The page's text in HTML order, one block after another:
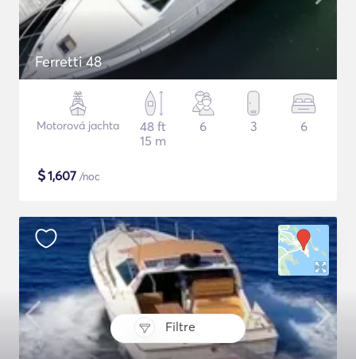
Filtre
Ferretti 48
Motorová jachta
48 ft
15 m
6 3 6
$1,607 /noc